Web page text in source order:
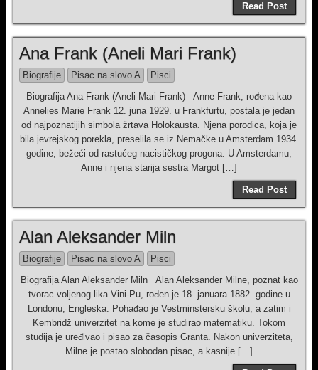
Read Post
Ana Frank (Aneli Mari Frank)
Biografije Pisac na slovo A
Pisci
Biografija Ana Frank (Aneli Mari Frank) Anne Frank, rođena kao
Annelies Marie Frank 12. juna 1929. u Frankfurtu, postala je jedan
od najpoznatijih simbola žrtava Holokausta. Njena porodica, koja je
bila jevrejskog porekla, preselila se iz Nemačke u Amsterdam 1934.
godine, bežeći od rastućeg nacističkog progona. U Amsterdamu,
Anne i njena starija sestra Margot […]
Read Post
Alan Aleksander Miln
Biografije Pisac na slovo A
Pisci
Biografija Alan Aleksander Miln Alan Aleksander Milne, poznat kao
tvorac voljenog lika Vini-Pu, rođen je 18. januara 1882. godine u
Londonu, Engleska. Pohađao je Vestminstersku školu, a zatim i
Kembridž univerzitet na kome je studirao matematiku. Tokom
studija je uređivao i pisao za časopis Granta. Nakon univerziteta,
Milne je postao slobodan pisac, a kasnije […]